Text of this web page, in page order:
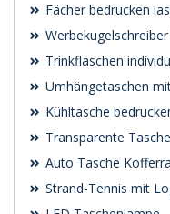
Fächer bedrucken
Trinkflaschen
Umhängetaschen
Kühltasche
Transparente Tasche
Auto Tasche
Strand-Tennis mit